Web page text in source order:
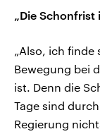
„Die Schonfrist
„Also, ich finde
Bewegung bei
ist. Denn die
Tage sind
Regierung